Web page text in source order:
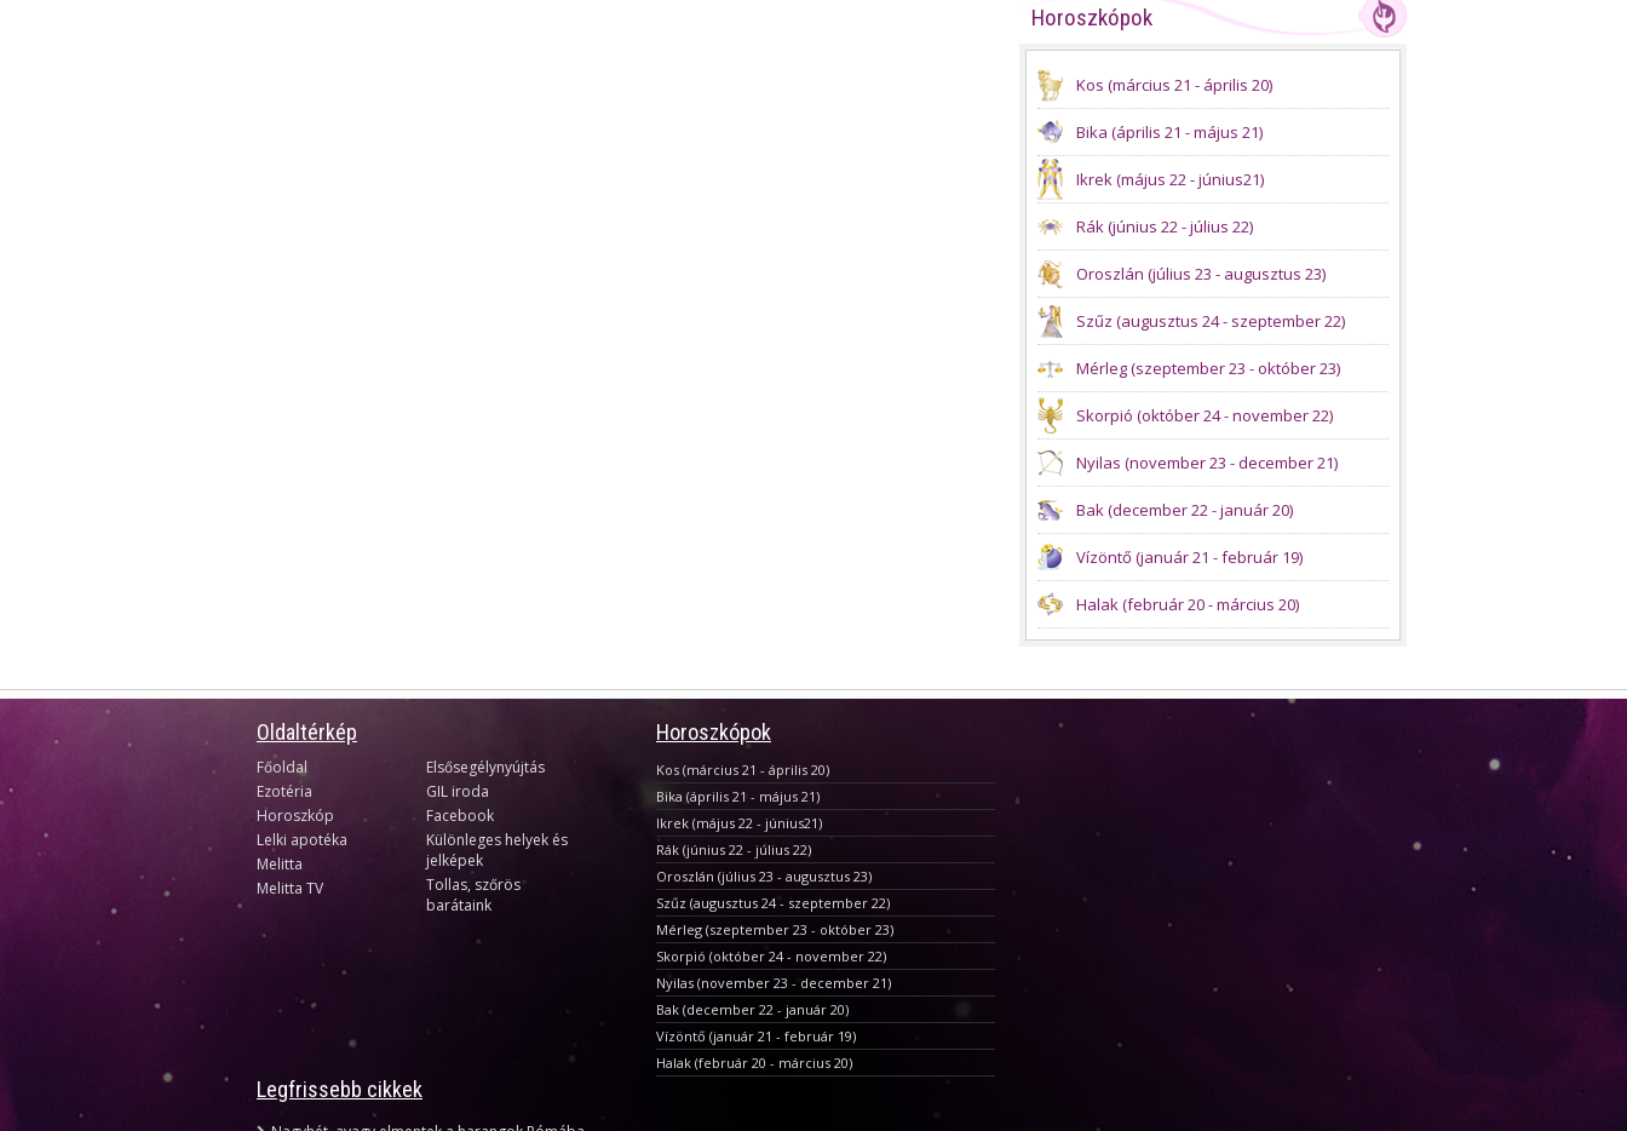
Horoszkópok
Kos (március 21 - április 20)
Bika (április 21 - május 21)
Ikrek (május 22 - június21)
Rák (június 22 - július 22)
Oroszlán (július 23 - augusztus 23)
Szűz (augusztus 24 - szeptember 22)
Mérleg (szeptember 23 - október 23)
Skorpió (október 24 - november 22)
Nyilas (november 23 - december 21)
Bak (december 22 - január 20)
Vízöntő (január 21 - február 19)
Halak (február 20 - március 20)
Oldaltérkép
Főoldal
Ezotéria
Horoszkóp
Lelki apotéka
Melitta
Melitta TV
Elsősegélynyújtás
GIL iroda
Facebook
Különleges helyek és
jelképek
Tollas, szőrös
barátaink
Horoszkópok
Kos (március 21 - április 20)
Bika (április 21 - május 21)
Ikrek (május 22 - június21)
Rák (június 22 - július 22)
Oroszlán (július 23 - augusztus 23)
Szűz (augusztus 24 - szeptember 22)
Mérleg (szeptember 23 - október 23)
Skorpió (október 24 - november 22)
Nyilas (november 23 - december 21)
Bak (december 22 - január 20)
Vízöntő (január 21 - február 19)
Halak (február 20 - március 20)
Legfrissebb cikkek